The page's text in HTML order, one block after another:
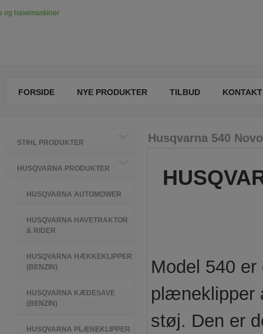
FORSIDE NYE PRODUKTER TILBUD KONTAKT
Husqvarna 540
Model 540
plæneklipper
støj. Den er
STIHL PRODUKTER
HUSQVARNA PRODUKTER
HUSQVARNA AUTOMOWER
HUSQVARNA HAVETRAKTOR
& RIDER
HUSQVARNA HÆKKEKLIPPER
(BENZIN)
HUSQVARNA KÆDESAVE
(BENZIN)
HUSQVARNA PLÆNEKLIPPER